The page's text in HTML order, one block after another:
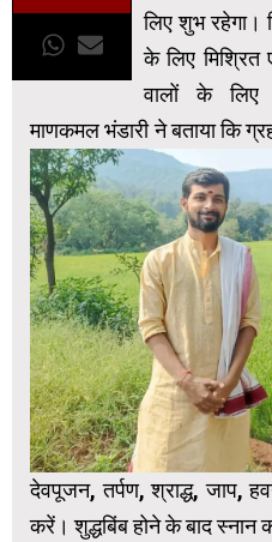
लिए शुभ रहेगा।
के लिए मिश्रित
वालों के लिए
माणकमल भंडारी ने बताया कि
देवपूजन, तर्पण, श्राद्ध, जाप,
करें। शुद्धबिंब होने के बाद स्नान